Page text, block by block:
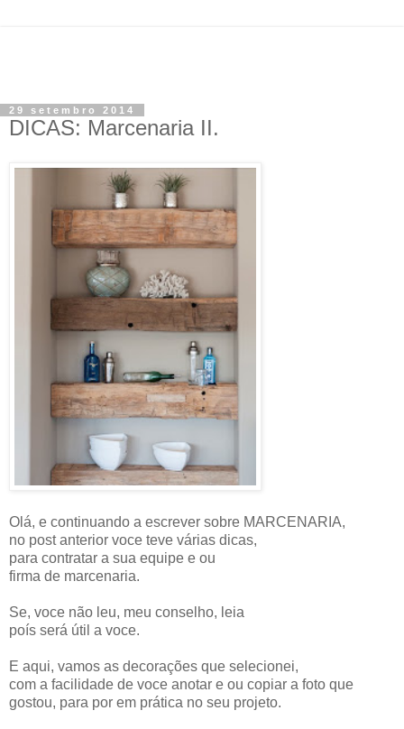
29 setembro 2014
DICAS: Marcenaria II.
Olá, e continuando a escrever sobre MARCENARIA,
no post anterior voce teve várias dicas,
para contratar a sua equipe e ou
firma de marcenaria.
Se, voce não leu, meu conselho, leia
poís será útil a voce.
E aqui, vamos as decorações que selecionei,
com a facilidade de voce anotar e ou copiar a foto que
gostou, para por em prática no seu projeto.